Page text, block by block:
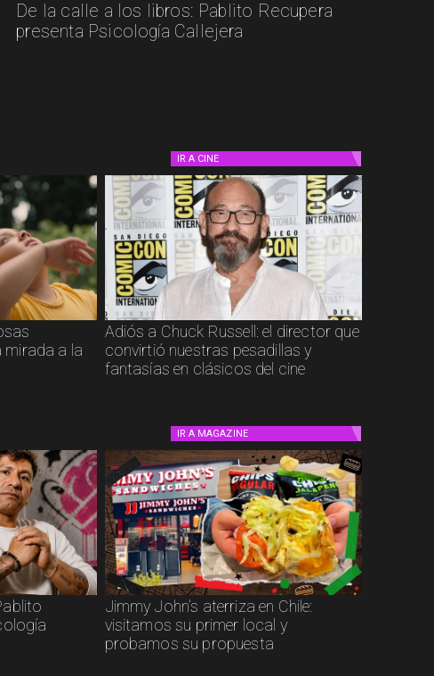
De la calle a los libros: Pablito Recupera
presenta Psicología Callejera
IR A CINE
mirada a la
Adiós a Chuck Russell: el director que
convirtió nuestras pesadillas y
fantasías en clásicos del cine
IR A MAGAZINE
Jimmy John’s aterriza en Chile:
visitamos su primer local y
probamos su propuesta